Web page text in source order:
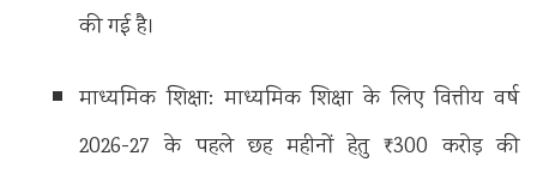
की गई है।
माध्यमिक शिक्षा: माध्यमिक शिक्षा के लिए वित्तीय वर्ष
2026-27 के पहले छह महीनों हेतु ₹300 करोड़ की